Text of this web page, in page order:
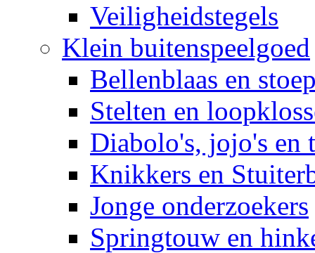
Veiligheidstegels
Klein buitenspeelgoed
Bellenblaas en
Stelten en
Diabolo's, jojo's en
Knikkers en
Jonge onderzoekers
Springtouw en